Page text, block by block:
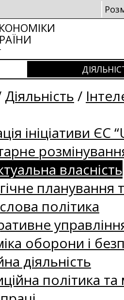
Діяльність /
ініціативи ЄС
власність
політика
оборони і
діяльність
політика